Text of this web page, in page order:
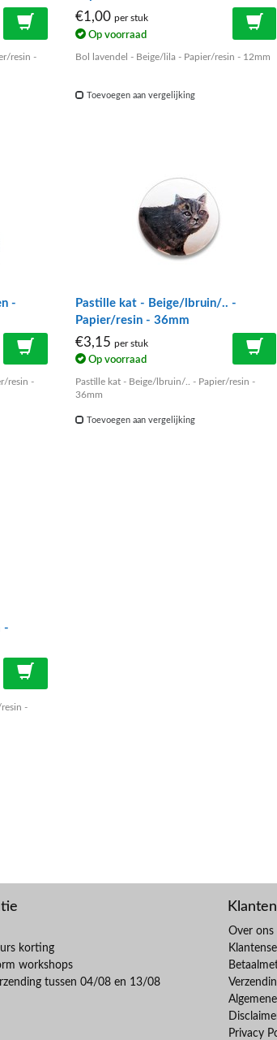
resin -
€1,00 per stuk
Op voorraad
Bol lavendel - Beige/lila - Papier/resin - 12mm
Toevoegen aan vergelijking
-
resin -
Pastille kat - Beige/lbruin/.. -
Papier/resin - 36mm
€3,15 per stuk
Op voorraad
Pastille kat - Beige/lbruin/.. - Papier/resin -
36mm
Toevoegen aan vergelijking
-
-
korting
workshops
tussen 04/08 en 13/08
Over ons
Privacy